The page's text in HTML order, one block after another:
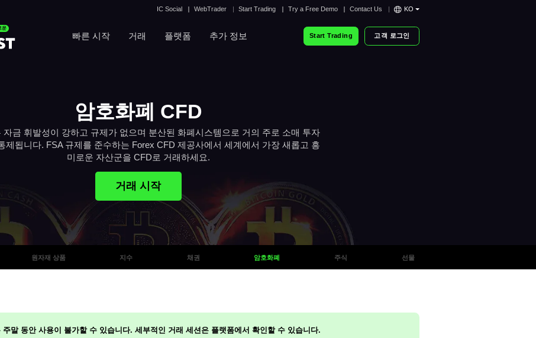
IC Social WebTrader Start Trading Try a Free Demo Contact Us KO
운
빠른 시작 거래 플랫폼 추가 정보 Start Trading 고객 로그인
암호화폐 CFD
자금 휘발성이 강하고 규제가 없으며 분산된 화폐시스템으로 거의 주로 소매 투자
제됩니다. FSA 규제를 준수하는 Forex CFD 제공사에서 세계에서 가장 새롭고 흥
미로운 자산군을 CFD로 거래하세요.
거래 시작
원자재 상품 지수 채권 암호화폐 주식 선물
주말 동안 사용이 불가할 수 있습니다. 세부적인 거래 세션은 플랫폼에서 확인할 수 있습니다.